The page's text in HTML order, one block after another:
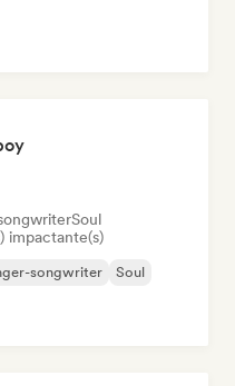
Soul
impactante(s)
songwriter Soul